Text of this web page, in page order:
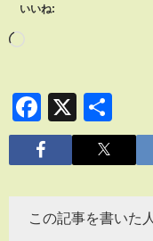
いいね:
Facebook
X
有
この記事を書いた人